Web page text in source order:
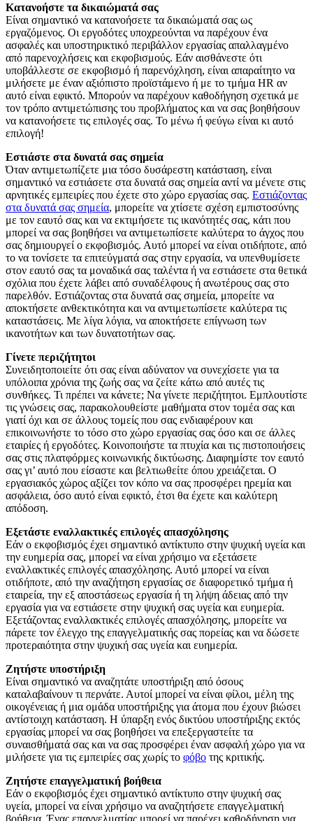
Κατανοήστε τα δικαιώματά σας
Είναι σημαντικό να κατανοήσετε τα δικαιώματά σας ως
εργαζόμενος. Οι εργοδότες υποχρεούνται να παρέχουν ένα
ασφαλές και υποστηρικτικό περιβάλλον εργασίας απαλλαγμένο
από παρενοχλήσεις και εκφοβισμούς. Εάν αισθάνεστε ότι
υποβάλλεστε σε εκφοβισμό ή παρενόχληση, είναι απαραίτητο να
μιλήσετε με έναν αξιόπιστο προϊστάμενο ή με το τμήμα HR αν
αυτό είναι εφικτό. Μπορούν να παρέχουν καθοδήγηση σχετικά με
τον τρόπο αντιμετώπισης του προβλήματος και να σας βοηθήσουν
να κατανοήσετε τις επιλογές σας. Το μένω ή φεύγω είναι κι αυτό
επιλογή!
Εστιάστε στα δυνατά σας σημεία
Όταν αντιμετωπίζετε μια τόσο δυσάρεστη κατάσταση, είναι
σημαντικό να εστιάσετε στα δυνατά σας σημεία αντί να μένετε στις
αρνητικές εμπειρίες που έχετε στο χώρο εργασίας σας. Εστιάζοντας
στα δυνατά σας σημεία, μπορείτε να χτίσετε σχέση εμπιστοσύνης
με τον εαυτό σας και να εκτιμήσετε τις ικανότητές σας, κάτι που
μπορεί να σας βοηθήσει να αντιμετωπίσετε καλύτερα το άγχος που
σας δημιουργεί ο εκφοβισμός. Αυτό μπορεί να είναι οτιδήποτε, από
το να τονίσετε τα επιτεύγματά σας στην εργασία, να υπενθυμίσετε
στον εαυτό σας τα μοναδικά σας ταλέντα ή να εστιάσετε στα θετικά
σχόλια που έχετε λάβει από συναδέλφους ή ανωτέρους σας στο
παρελθόν. Εστιάζοντας στα δυνατά σας σημεία, μπορείτε να
αποκτήσετε ανθεκτικότητα και να αντιμετωπίσετε καλύτερα τις
καταστάσεις. Με λίγα λόγια, να αποκτήσετε επίγνωση των
ικανοτήτων και των δυνατοτήτων σας.
Γίνετε περιζήτητοι
Συνειδητοποιείτε ότι σας είναι αδύνατον να συνεχίσετε για τα
υπόλοιπα χρόνια της ζωής σας να ζείτε κάτω από αυτές τις
συνθήκες. Τι πρέπει να κάνετε; Να γίνετε περιζήτητοι. Εμπλουτίστε
τις γνώσεις σας, παρακολουθείστε μαθήματα στον τομέα σας και
γιατί όχι και σε άλλους τομείς που σας ενδιαφέρουν και
επικοινωνήστε το τόσο στο χώρο εργασίας σας όσο και σε άλλες
εταιρίες ή εργοδότες. Κοινοποιήστε τα πτυχία και τις πιστοποιήσεις
σας στις πλατφόρμες κοινωνικής δικτύωσης. Διαφημίστε τον εαυτό
σας γι’ αυτό που είσαστε και βελτιωθείτε όπου χρειάζεται. Ο
εργασιακός χώρος αξίζει τον κόπο να σας προσφέρει ηρεμία και
ασφάλεια, όσο αυτό είναι εφικτό, έτσι θα έχετε και καλύτερη
απόδοση.
Εξετάστε εναλλακτικές επιλογές απασχόλησης
Εάν ο εκφοβισμός έχει σημαντικό αντίκτυπο στην ψυχική υγεία και
την ευημερία σας, μπορεί να είναι χρήσιμο να εξετάσετε
εναλλακτικές επιλογές απασχόλησης. Αυτό μπορεί να είναι
οτιδήποτε, από την αναζήτηση εργασίας σε διαφορετικό τμήμα ή
εταιρεία, την εξ αποστάσεως εργασία ή τη λήψη άδειας από την
εργασία για να εστιάσετε στην ψυχική σας υγεία και ευημερία.
Εξετάζοντας εναλλακτικές επιλογές απασχόλησης, μπορείτε να
πάρετε τον έλεγχο της επαγγελματικής σας πορείας και να δώσετε
προτεραιότητα στην ψυχική σας υγεία και ευημερία.
Ζητήστε υποστήριξη
Είναι σημαντικό να αναζητάτε υποστήριξη από όσους
καταλαβαίνουν τι περνάτε. Αυτοί μπορεί να είναι φίλοι, μέλη της
οικογένειας ή μια ομάδα υποστήριξης για άτομα που έχουν βιώσει
αντίστοιχη κατάσταση. Η ύπαρξη ενός δικτύου υποστήριξης εκτός
εργασίας μπορεί να σας βοηθήσει να επεξεργαστείτε τα
συναισθήματά σας και να σας προσφέρει έναν ασφαλή χώρο για να
μιλήσετε για τις εμπειρίες σας χωρίς το φόβο της κριτικής.
Ζητήστε επαγγελματική βοήθεια
Εάν ο εκφοβισμός έχει σημαντικό αντίκτυπο στην ψυχική σας
υγεία, μπορεί να είναι χρήσιμο να αναζητήσετε επαγγελματική
βοήθεια. Ένας επαγγελματίας μπορεί να παρέχει καθοδήγηση για